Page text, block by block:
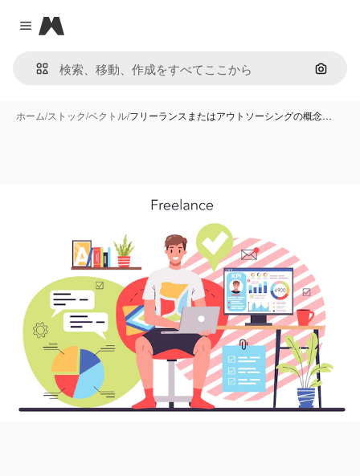
Close menu
Magnific
画像で
ホーム/ストック/ベクトル/フリーランスまたはアウトソーシングの概念…